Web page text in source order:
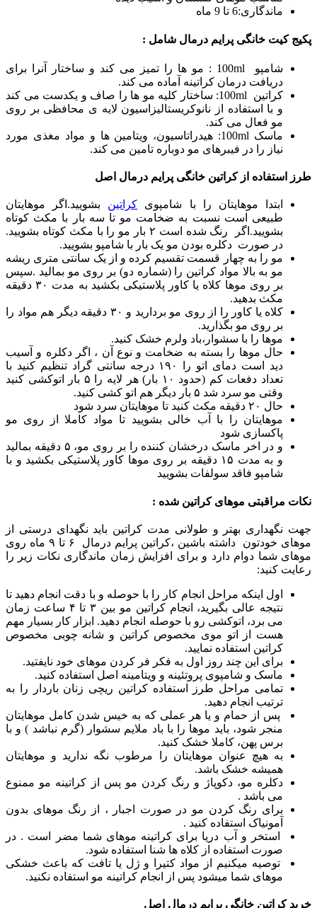
ماندگاری:6 تا 9 ماه
پکیج کیت خانگی پرایم درمال شامل :
شامپو 100ml : مو ها را تمیز می کند و ساختار آنرا برای
دریافت درمان کراتینه آماده می کند.
کراتین 100ml: ساختار کلیه مو ها را صاف و یکدست می کند
و با استفاده از نانوکریستالیزاسیون لایه ی محافظی بر روی
مو فعال می کند.
ماسک 100ml: هیدراتاسیون، ویتامین ها و مواد مغذی مورد
نیاز را در فیبرهای مو دوباره تامین می کند.
طرز استفاده از کراتین خانگی پرایم درمال اصل
ابتدا موهایتان را با شامپوی کراتین بشویید.اگر موهایتان
طبیعی است نسبت به ضخامت مو تا سه بار با مکث کوتاه
بشویید.اگر رنگ شده است ۲ بار مو را با مکث کوتاه بشویید.
در صورت دکلره بودن مو یک بار با شامپو بشویید.
مو را به چهار قسمت تقسیم کرده و از یک سانتی متری ریشه
مو به بالا مواد کراتین را (شماره دو) بر روی مو بمالید .سپس
بر روی موها کلاه یا کاور پلاستیکی بکشید به مدت ۳۰ دقیقه
مکث بدهید.
کلاه یا کاور را از روی مو بردارید و ۳۰ دقیقه دیگر هم مواد را
بر روی مو بگذارید.
موها را با سشوار،باد ولرم خشک کنید.
حال موها را بسته به ضخامت و نوع آن ، اگر دکلره و آسیب
دید است دمای اتو را ۱۹۰ درجه سانتی گراد تنظیم کنید با
تعداد دفعات کم (حدود ۱۰ بار) هر لایه را ۵ بار اتوکشی کنید
وقتی مو سرد شد ۵ بار دیگر هم اتو کشی کنید.
حال ۲۰ دقیقه مکث کنید تا موهایتان سرد شود
موهایتان را با آب خالی بشویید تا مواد کاملا از روی مو
پاکسازی شود
و در اخر ماسک درخشان کننده را بر روی مو، ۵ دقیقه بمالید
و به مدت ۱۵ دقیقه بر روی موها کاور پلاستیکی بکشید و با
شامپو فاقد سولفات بشویید
نکات مراقبتی موهای کراتین شده :
جهت نگهداری بهتر و طولانی مدت کراتین باید نگهدای درستی از
موهای خودتون داشته باشین ،کراتین پرایم درمال ۶ تا ۹ ماه روی
موهای شما دوام دارد و برای افزایش زمان ماندگاری نکات زیر را
رعایت کنید:
اول اینکه مراحل انجام کار را با حوصله و با دقت انجام دهید تا
نتیجه عالی بگیرید، انجام کراتین مو بین ٣ تا ۴ ساعت زمان
می برد، اتوکشی رو با حوصله انجام دهید. ابزار کار بسیار مهم
هست از اتو موی مخصوص کراتین و شانه چوبی مخصوص
کراتین استفاده نمایید.
برای این چند روز اول به فکر فر کردن موهای خود نایفتید.
ماسک و شامپوی پروتئینه و ویتامینه اصل استفاده کنید.
تمامی مراحل طرز استفاده کراتین ریچی زنان باردار را به
ترتیب انجام دهید.
پس از حمام و یا هر عملی که به خیس شدن کامل موهایتان
منجر شود، باید موها را با باد ملایم سشوار (گرم نباشد ) و با
برس پهن، کاملا خشک کنید.
به هیچ عنوان موهایتان را مرطوب نگه ندارید و موهایتان
همیشه خشک باشد.
دکلره مو، دکوپاژ و رنگ کردن مو پس از کراتینه مو ممنوع
می باشد .
برای رنگ کردن مو در صورت اجبار ، از رنگ موهای بدون
آمونیاک استفاده کنید .
استخر و آب دریا برای کراتینه موهای شما مضر است . در
صورت استفاده از کلاه ها شنا استفاده شود.
توصیه میکنیم از مواد کتیرا و ژل یا تافت که باعث خشکی
موهای شما میشود پس از انجام کراتینه مو استفاده نکنید.
خرید کراتین خانگی پرایم درمال اصل